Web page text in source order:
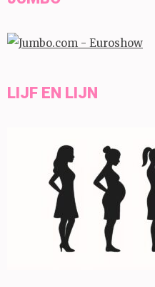
LIJF EN LIJN